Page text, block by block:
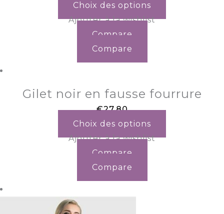
Choix des options
Ajouter à la wishlist
Compare
Compare
Gilet noir en fausse fourrure
€27.80
Choix des options
Ajouter à la wishlist
Compare
Compare